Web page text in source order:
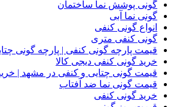
گونی پوشش نما ساختمان
گونی نما آبی
انواع گونی کنفی
گونی کنفی متری
قیمت پارچه گونی کنفی | پارچه گونی
خرید گونی کنفی دیجی کالا
قیمت گونی چتایی و کنفی در مشهد |
قیمت گونی نما ضد آفتاب
خرید گونی کنفی